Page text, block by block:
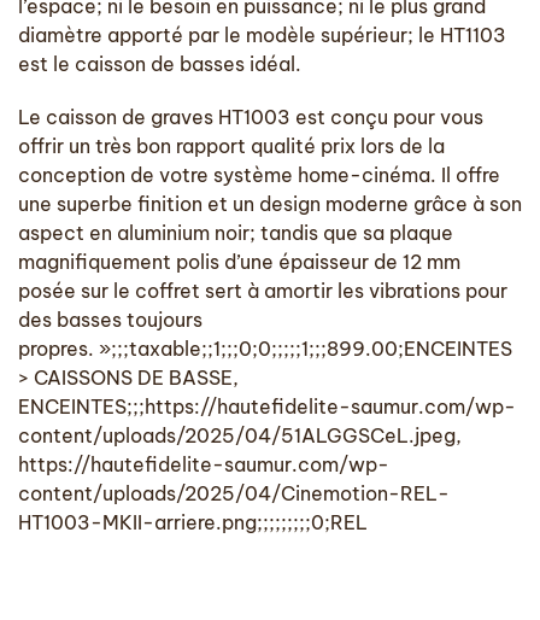
l’espace; ni le besoin en puissance; ni le plus grand
diamètre apporté par le modèle supérieur; le HT1103
est le caisson de basses idéal.
Le caisson de graves HT1003 est conçu pour vous
offrir un très bon rapport qualité prix lors de la
conception de votre système home-cinéma. Il offre
une superbe finition et un design moderne grâce à son
aspect en aluminium noir; tandis que sa plaque
magnifiquement polis d’une épaisseur de 12 mm
posée sur le coffret sert à amortir les vibrations pour
des basses toujours
propres. »;;;taxable;;1;;;0;0;;;;;1;;;899.00;ENCEINTES
> CAISSONS DE BASSE,
ENCEINTES;;;https://hautefidelite-saumur.com/wp-
content/uploads/2025/04/51ALGGSCeL.jpeg,
https://hautefidelite-saumur.com/wp-
content/uploads/2025/04/Cinemotion-REL-
HT1003-MKII-arriere.png;;;;;;;;;0;REL